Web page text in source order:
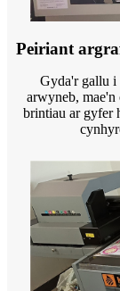
Peiriant
Gyda'r gallu i
arwyneb,
brintiau ar gyfer